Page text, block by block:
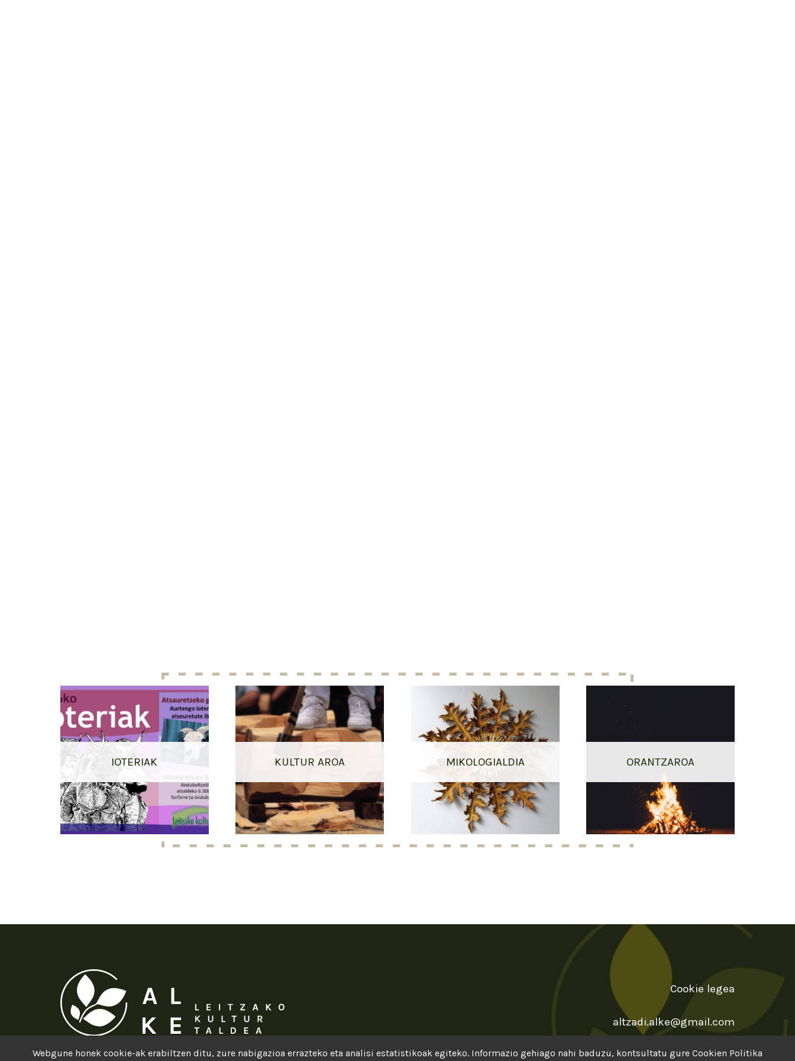
IOTERIAK KULTUR AROA MIKOLOGIALDIA ORANTZAROA
Cookie legea
altzadi.alke@gmail.com
Webgune honek cookie-ak erabiltzen ditu, zure nabigazioa errazteko eta analisi estatistikoak egiteko. Informazio gehiago nahi baduzu, kontsultatu gure Cookien Politika